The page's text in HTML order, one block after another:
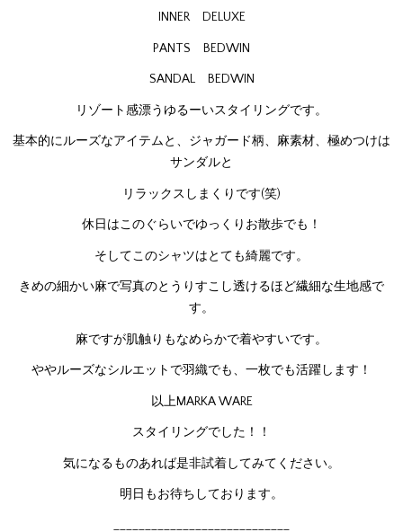
INNER DELUXE
PANTS BEDWIN
SANDAL BEDWIN
リゾート感漂うゆるーいスタイリングです。
基本的にルーズなアイテムと、ジャガード柄、麻素材、極めつけは
サンダルと
リラックスしまくりです(笑)
休日はこのぐらいでゆっくりお散歩でも！
そしてこのシャツはとても綺麗です。
きめの細かい麻で写真のとうりすこし透けるほど繊細な生地感で
す。
麻ですが肌触りもなめらかで着やすいです。
ややルーズなシルエットで羽織でも、一枚でも活躍します！
以上MARKA WARE
スタイリングでした！！
気になるものあれば是非試着してみてください。
明日もお待ちしております。